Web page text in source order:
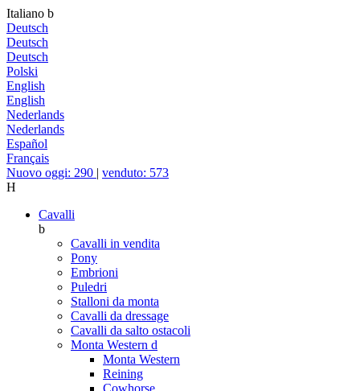
Italiano b
Deutsch
Deutsch
Deutsch
Polski
English
English
Nederlands
Nederlands
Español
Français
Nuovo oggi: 290 | venduto: 573
H
Cavalli
b
Cavalli in vendita
Pony
Embrioni
Puledri
Stalloni da monta
Cavalli da dressage
Cavalli da salto ostacoli
Monta Western d
Monta Western
Reining
Cowhorse